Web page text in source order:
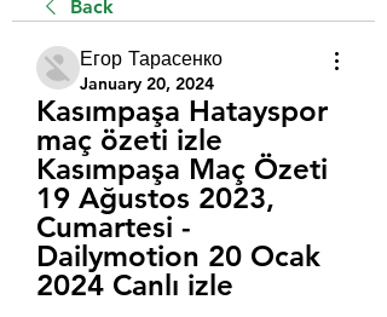
Back
Егор Тарасенко
January 20, 2024
Kasımpaşa Hatayspor
maç özeti izle
Kasımpaşa Maç Özeti
19 Ağustos 2023,
Cumartesi -
Dailymotion 20 Ocak
2024 Canlı izle